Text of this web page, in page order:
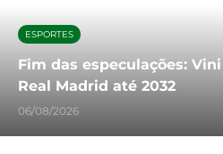
ESPORTES
Fim das especulações:
Real Madrid até 2032
06/08/2026